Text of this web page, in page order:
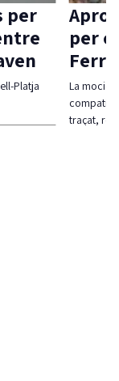
per
Platja
per
La moció
traçat,